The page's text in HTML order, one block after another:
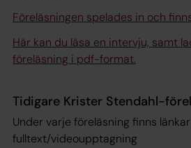
Föreläsningen spelades in och
Här kan du läsa en intervju, samt
föreläsning i pdf-format.
Tidigare Krister Stendahl-
Under varje föreläsning finns
fulltext/videoupptagning